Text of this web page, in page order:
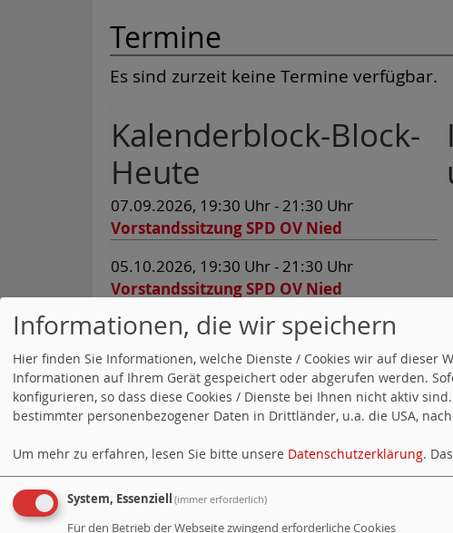
Termine
Es sind zurzeit keine Termine verfügbar.
Kalenderblock-Block-
Heute
07.09.2026, 19:30 Uhr - 21:30 Uhr
Vorstandssitzung SPD OV Nied
05.10.2026, 19:30 Uhr - 21:30 Uhr
Vorstandssitzung SPD OV Nied
02.11.2026, 19:30 Uhr - 21:30 Uhr
Vorstandssitzung SPD OV Nied
07.12.2026, 19:30 Uhr - 21:30 Uhr
Vorstandssitzung SPD OV Nied
Alle Termine ...
Cookie-Manager|Datenschutzerklärung
Informationen, die wir speichern
Hier finden Sie Informationen, welche Dienste / Cookies wir auf dieser
Informationen auf Ihrem Gerät gespeichert oder abgerufen werden.
konfigurieren, so dass diese Cookies / Dienste bei Ihnen nicht aktiv
bestimmter personenbezogener Daten in Drittländer, u.a. die USA,
Um mehr zu erfahren, lesen Sie bitte unsere Datenschutzerklärung.
System, Essenziell (immer erforderlich)
Für den Betrieb der Webseite zwingend erforderliche Cookies